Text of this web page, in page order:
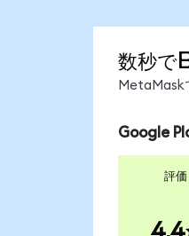
数秒で
MetaMask
Google
評価
4.4